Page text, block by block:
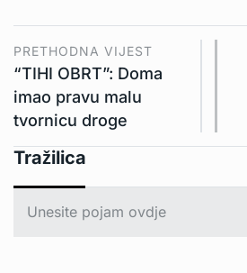
PRETHODNA VIJEST
“TIHI OBRT”: Doma
imao pravu malu
tvornicu droge
Tražilica